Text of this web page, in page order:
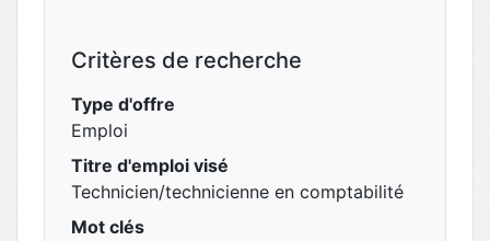
Critères de recherche
Type d'offre
Emploi
Titre d'emploi visé
Technicien/technicienne en comptabilité
Mot clés